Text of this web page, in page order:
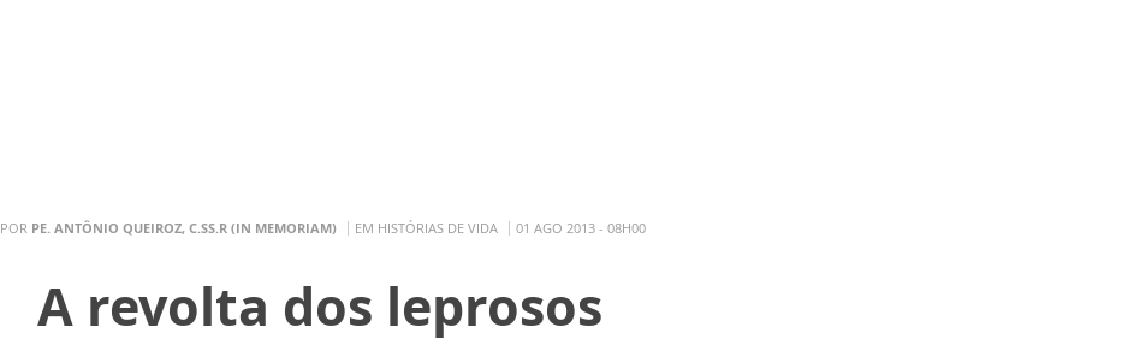
POR PE. ANTÔNIO QUEIROZ, C.SS.R (IN MEMORIAM) EM HISTÓRIAS DE VIDA 01 AGO 2013 - 08H00
A revolta dos leprosos